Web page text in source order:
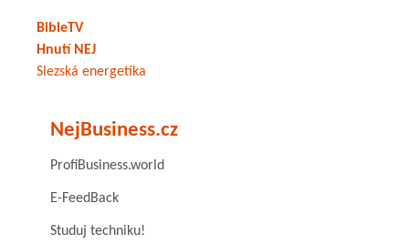
BibleTV
Hnutí NEJ
Slezská energetika
NejBusiness.cz
ProfiBusiness.world
E-FeedBack
Studuj techniku!